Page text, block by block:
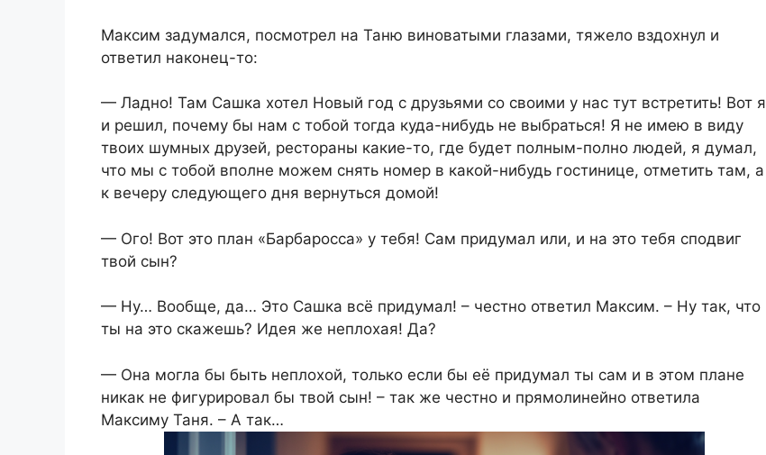
Максим задумался, посмотрел на Таню виноватыми глазами, тяжело вздохнул и
ответил наконец-то:
— Ладно! Там Сашка хотел Новый год с друзьями со своими у нас тут встретить! Вот я
и решил, почему бы нам с тобой тогда куда-нибудь не выбраться! Я не имею в виду
твоих шумных друзей, рестораны какие-то, где будет полным-полно людей, я думал,
что мы с тобой вполне можем снять номер в какой-нибудь гостинице, отметить там, а
к вечеру следующего дня вернуться домой!
— Ого! Вот это план «Барбаросса» у тебя! Сам придумал или, и на это тебя сподвиг
твой сын?
— Ну… Вообще, да… Это Сашка всё придумал! – честно ответил Максим. – Ну так, что
ты на это скажешь? Идея же неплохая! Да?
— Она могла бы быть неплохой, только если бы её придумал ты сам и в этом плане
никак не фигурировал бы твой сын! – так же честно и прямолинейно ответила
Максиму Таня. – А так…